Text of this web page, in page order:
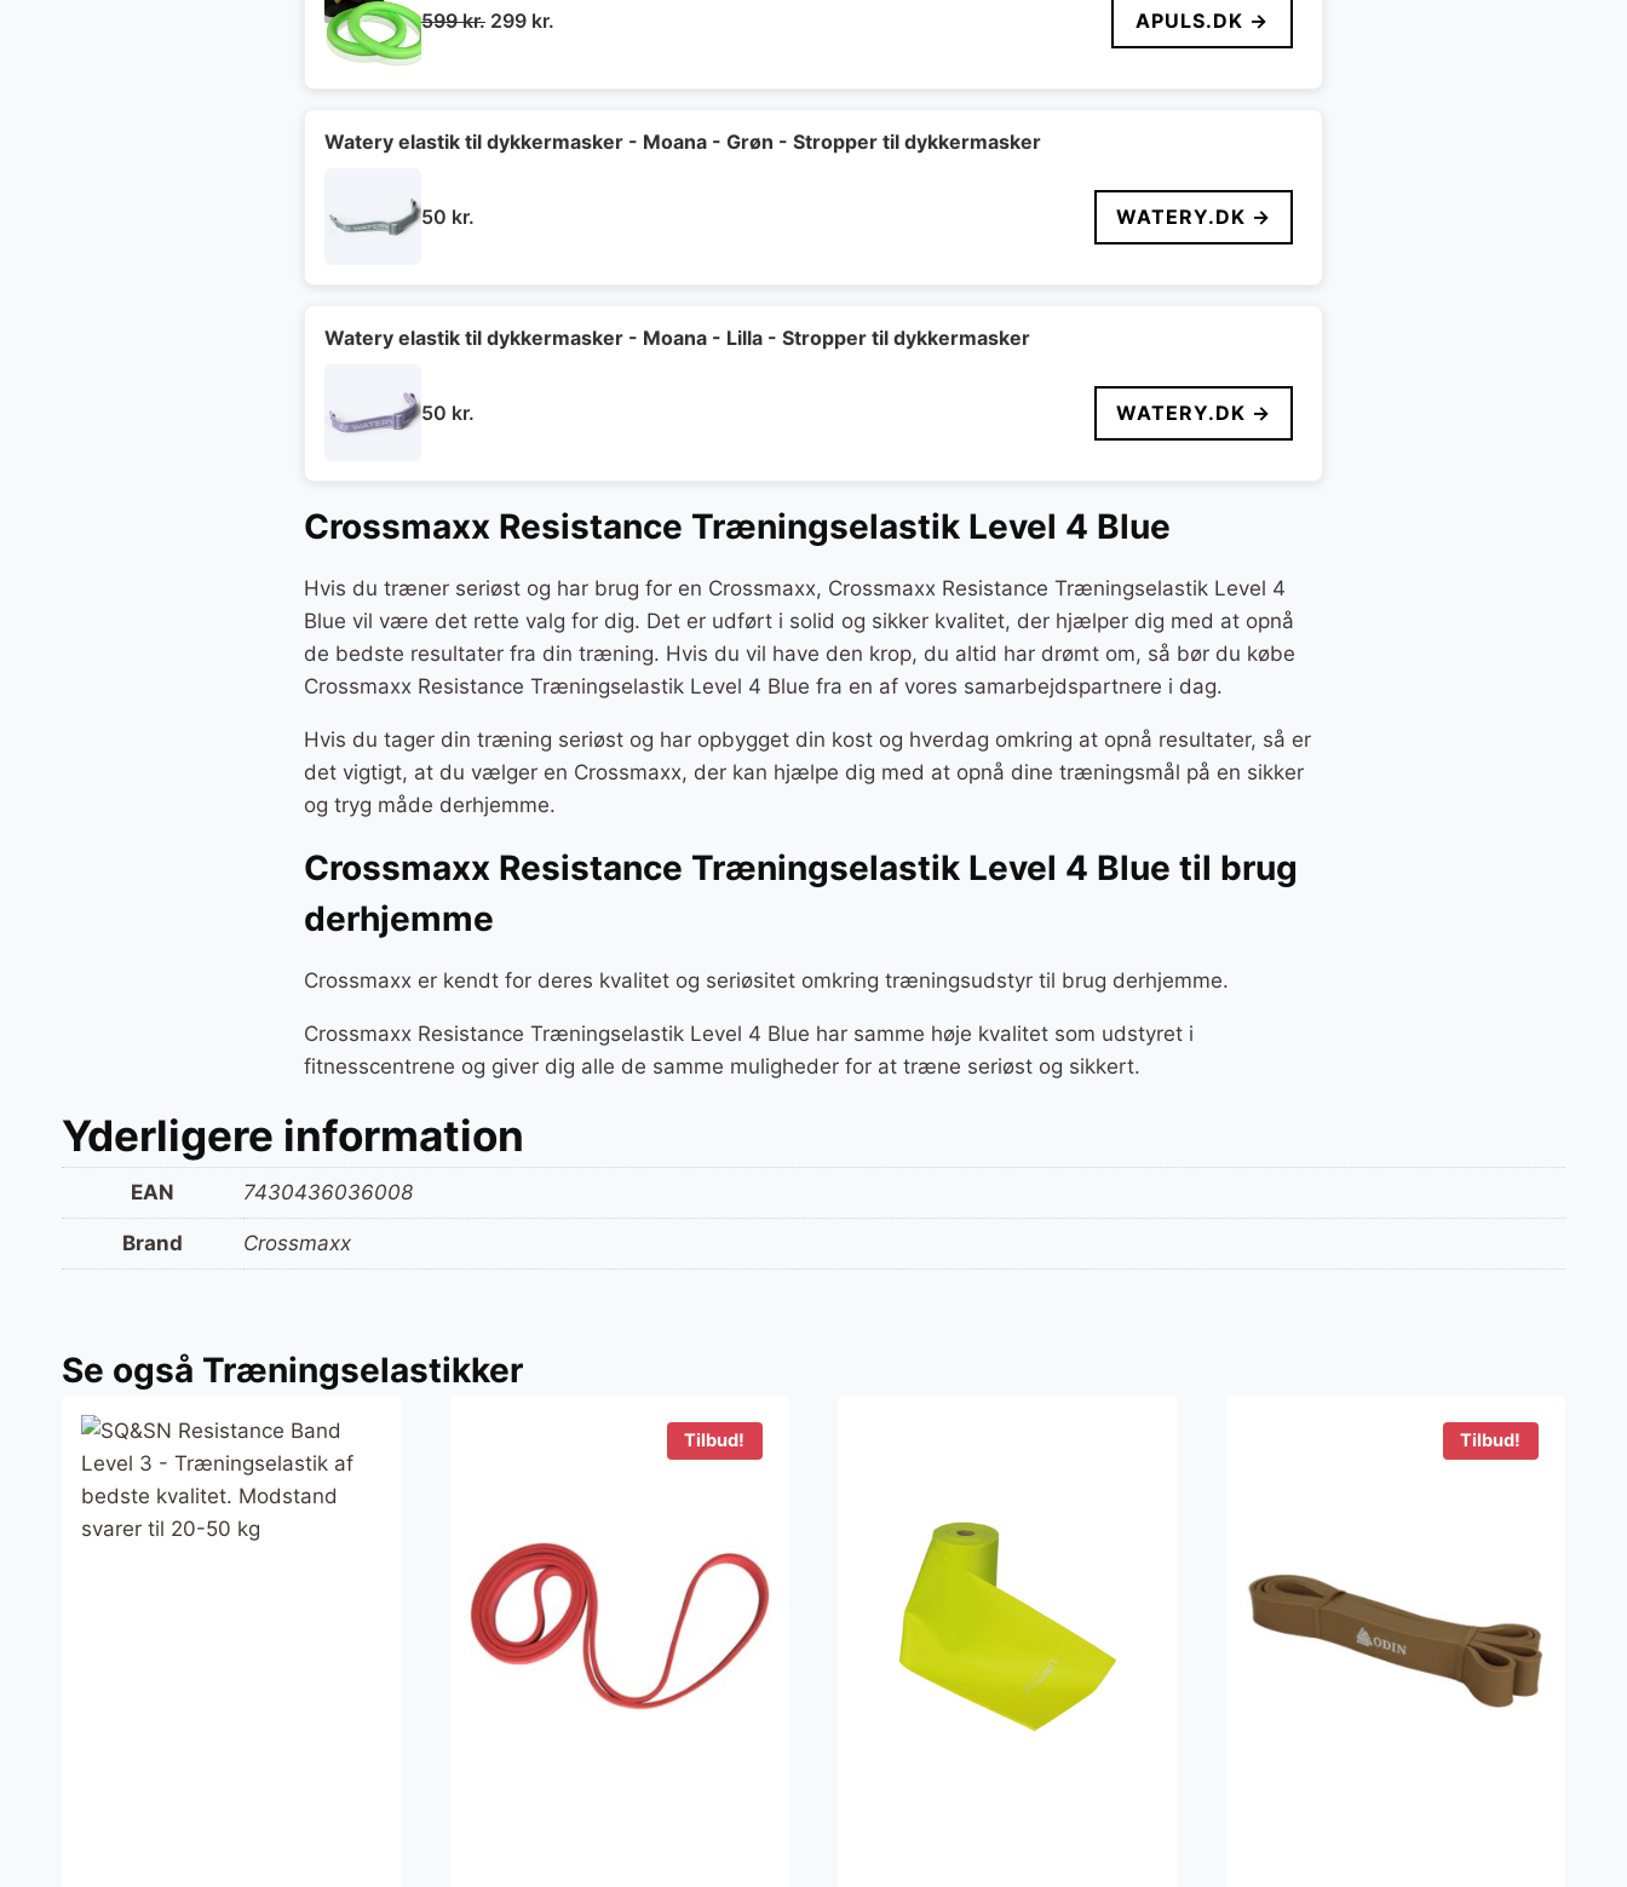
599kr. Den
599 kr..
299 kr.
299 kr..
APULS.DK →
Watery elastik til dykkermasker - Moana - Grøn - Stropper til dykkermasker
50 kr. WATERY.DK →
Watery elastik til dykkermasker - Moana - Lilla - Stropper til dykkermasker
50 kr. WATERY.DK →
Crossmaxx Resistance Træningselastik Level 4 Blue
Hvis du træner seriøst og har brug for en Crossmaxx, Crossmaxx Resistance Træningselastik Level 4
Blue vil være det rette valg for dig. Det er udført i solid og sikker kvalitet, der hjælper dig med at opnå
de bedste resultater fra din træning. Hvis du vil have den krop, du altid har drømt om, så bør du købe
Crossmaxx Resistance Træningselastik Level 4 Blue fra en af vores samarbejdspartnere i dag.
Hvis du tager din træning seriøst og har opbygget din kost og hverdag omkring at opnå resultater, så er
det vigtigt, at du vælger en Crossmaxx, der kan hjælpe dig med at opnå dine træningsmål på en sikker
og tryg måde derhjemme.
Crossmaxx Resistance Træningselastik Level 4 Blue til brug
derhjemme
Crossmaxx er kendt for deres kvalitet og seriøsitet omkring træningsudstyr til brug derhjemme.
Crossmaxx Resistance Træningselastik Level 4 Blue har samme høje kvalitet som udstyret i
fitnesscentrene og giver dig alle de samme muligheder for at træne seriøst og sikkert.
Yderligere information
EAN 7430436036008
Brand Crossmaxx
Se også Træningselastikker
Tilbud! Tilbud!